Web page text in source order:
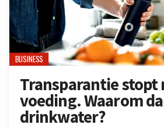
BUSINESS
Transparantie stopt
voeding. Waarom
drinkwater?